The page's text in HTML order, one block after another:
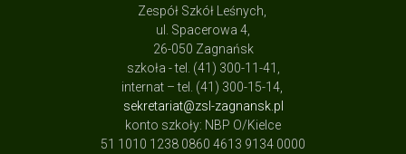
Zespół Szkół Leśnych,
ul. Spacerowa 4,
26-050 Zagnańsk
szkoła - tel. (41) 300-11-41,
internat – tel. (41) 300-15-14,
sekretariat@zsl-zagnansk.pl
konto szkoły: NBP O/Kielce
51 1010 1238 0860 4613 9134 0000